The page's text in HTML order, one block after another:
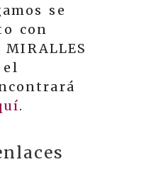
se
con
MIRALLES
.